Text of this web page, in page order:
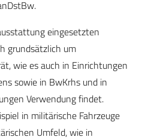
eingesetzten
grundsätzlich um
wie es auch in Einrichtungen
sowie in BwKrhs und in
Verwendung findet.
in militärische Fahrzeuge
Umfeld, wie in